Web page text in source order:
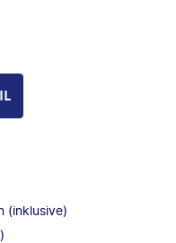
(inklusive)